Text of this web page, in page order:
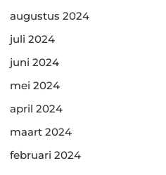
augustus 2024
juli 2024
juni 2024
mei 2024
april 2024
maart 2024
februari 2024